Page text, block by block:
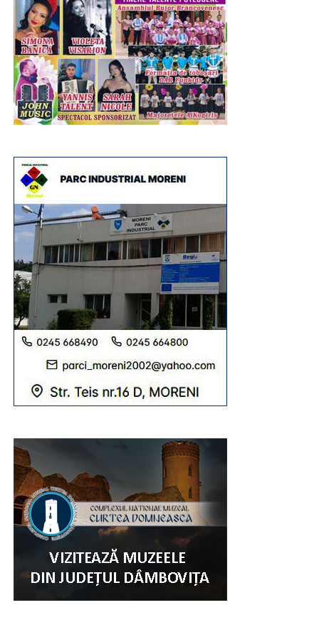
de mâine”, se mai menționează în comunicatul de
presă transmis de PSD Dâmbovița.
Urmărește Incomod Media și pe Google News
RECLAMA